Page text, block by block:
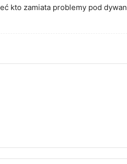
kto zamiata problemy pod dywan